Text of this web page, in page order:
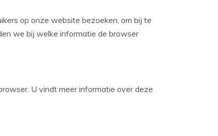
op onze website bezoeken, om bij te
we bij welke informatie de browser
U vindt meer informatie over deze